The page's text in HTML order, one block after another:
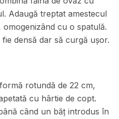
Adaugă treptat amestecul
omogenizând cu o spatulă.
densă dar să curgă ușor.
rotundă de 22 cm,
cu hârtie de copt.
când un băț introdus în